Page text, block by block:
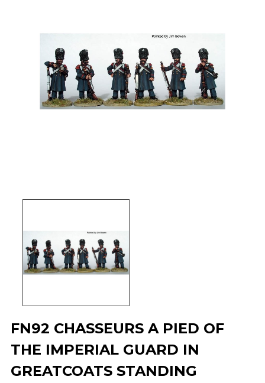
FN92 CHASSEURS A PIED OF
THE IMPERIAL GUARD IN
GREATCOATS STANDING